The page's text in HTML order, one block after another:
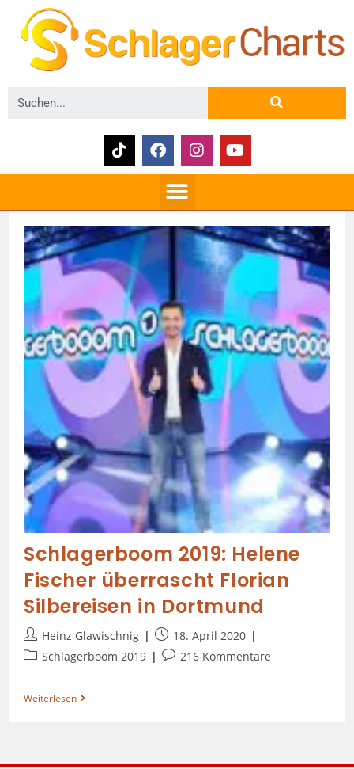
Schlagerboom 2019: Helene
Fischer überrascht Florian
Silbereisen in Dortmund
Heinz Glawischnig
18. April 2020
Schlagerboom 2019
216 Kommentare
Weiterlesen